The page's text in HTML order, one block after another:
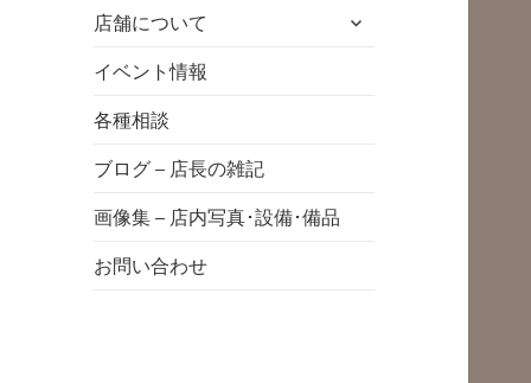
オフ | 子どもと一
緒にいながら自分
時間を*広島の託児
付きリフレッシュ
空間・コワーキン
グスペース・シェ
アスペース・レン
店舗について
サ
展
開
イベント情報
各種相談
ブログ – 店長の雑記
画像集 – 店内写真･設備･備品
お問い合わせ